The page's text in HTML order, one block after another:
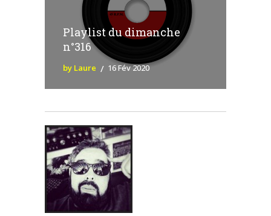
Playlist du dimanche
n°316
by Laure 16 Fév 2020